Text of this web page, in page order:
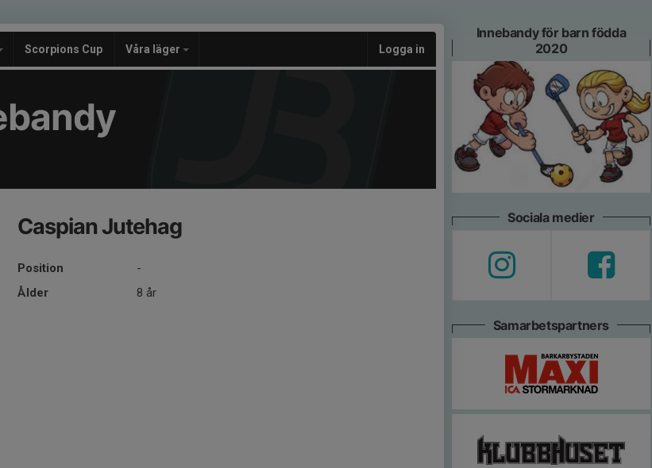
Scorpions Cup Våra läger Logga in
Caspian Jutehag
Position
-
Ålder
8 år
Innebandy för barn födda
2020
Sociala medier
Samarbetspartners